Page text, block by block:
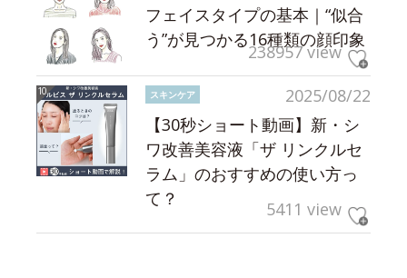
フェイスタイプの基本｜“似合
う”が見つかる16種類の顔印象
238957 view
2025/08/22
スキンケア
【30秒ショート動画】新・シ
ワ改善美容液「ザ リンクルセ
ラム」のおすすめの使い方っ
て？
5411 view